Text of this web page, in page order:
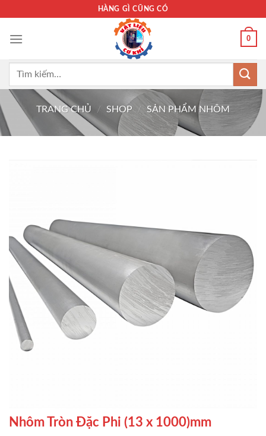
nội
HÀNG GÌ CŨNG CÓ
0
Tìm
TRANG CHỦ / SHOP / SẢN PHẨM NHÔM
Nhôm Tròn Đặc Phi (13 x 1000)mm